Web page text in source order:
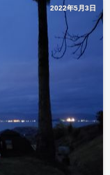
2022年5月3日